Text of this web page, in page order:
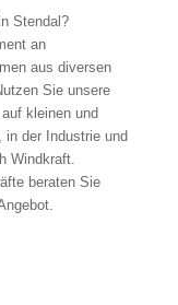
Stendal?
an
aus diversen
Sie unsere
kleinen und
in der Industrie und
Windkraft.
beraten Sie